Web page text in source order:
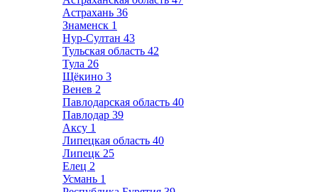
Астрахань 36
Знаменск 1
Нур-Султан 43
Тульская область 42
Тула 26
Щёкино 3
Венев 2
Павлодарская область 40
Павлодар 39
Аксу 1
Липецкая область 40
Липецк 25
Елец 2
Усмань 1